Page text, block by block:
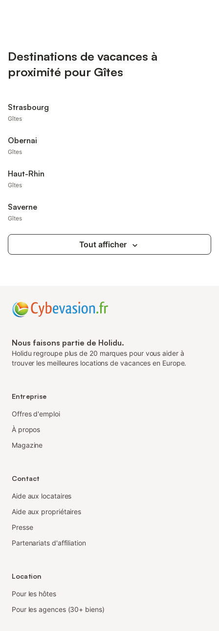
Destinations de vacances à
proximité pour Gîtes
Strasbourg
Gîtes
Obernai
Gîtes
Haut-Rhin
Gîtes
Saverne
Gîtes
Tout afficher
Nous faisons partie de Holidu.
Holidu regroupe plus de 20 marques pour vous aider à
trouver les meilleures locations de vacances en Europe.
Entreprise
Offres d'emploi
À propos
Magazine
Contact
Aide aux locataires
Aide aux propriétaires
Presse
Partenariats d'affiliation
Location
Pour les hôtes
Pour les agences (30+ biens)